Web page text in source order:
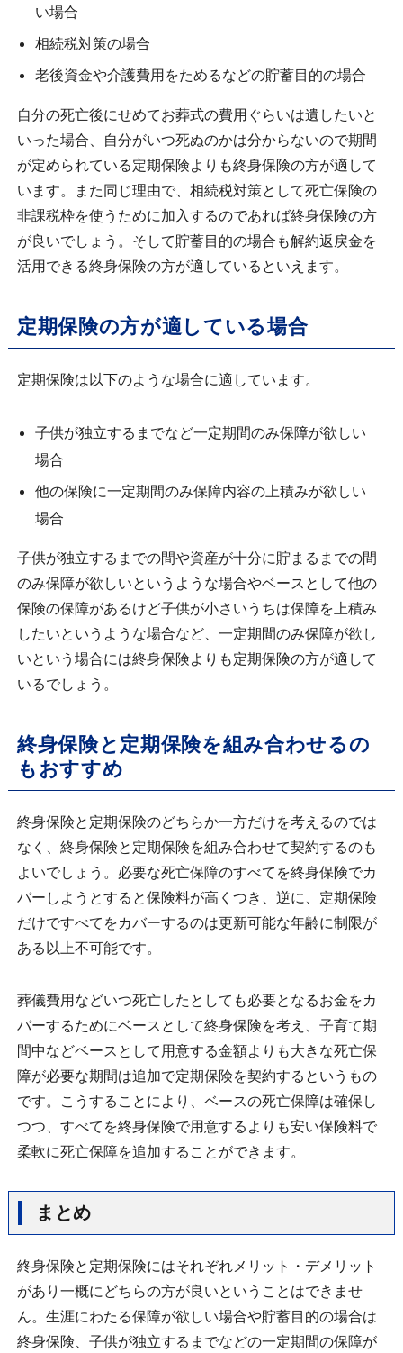
い場合
相続税対策の場合
老後資金や介護費用をためるなどの貯蓄目的の場合
自分の死亡後にせめてお葬式の費用ぐらいは遺したいと
いった場合、自分がいつ死ぬのかは分からないので期間
が定められている定期保険よりも終身保険の方が適して
います。また同じ理由で、相続税対策として死亡保険の
非課税枠を使うために加入するのであれば終身保険の方
が良いでしょう。そして貯蓄目的の場合も解約返戻金を
活用できる終身保険の方が適しているといえます。
定期保険の方が適している場合
定期保険は以下のような場合に適しています。
子供が独立するまでなど一定期間のみ保障が欲しい
場合
他の保険に一定期間のみ保障内容の上積みが欲しい
場合
子供が独立するまでの間や資産が十分に貯まるまでの間
のみ保障が欲しいというような場合やベースとして他の
保険の保障があるけど子供が小さいうちは保障を上積み
したいというような場合など、一定期間のみ保障が欲し
いという場合には終身保険よりも定期保険の方が適して
いるでしょう。
終身保険と定期保険を組み合わせるの
もおすすめ
終身保険と定期保険のどちらか一方だけを考えるのでは
なく、終身保険と定期保険を組み合わせて契約するのも
よいでしょう。必要な死亡保障のすべてを終身保険でカ
バーしようとすると保険料が高くつき、逆に、定期保険
だけですべてをカバーするのは更新可能な年齢に制限が
ある以上不可能です。
葬儀費用などいつ死亡したとしても必要となるお金をカ
バーするためにベースとして終身保険を考え、子育て期
間中などベースとして用意する金額よりも大きな死亡保
障が必要な期間は追加で定期保険を契約するというもの
です。こうすることにより、ベースの死亡保障は確保し
つつ、すべてを終身保険で用意するよりも安い保険料で
柔軟に死亡保障を追加することができます。
まとめ
終身保険と定期保険にはそれぞれメリット・デメリット
があり一概にどちらの方が良いということはできませ
ん。生涯にわたる保障が欲しい場合や貯蓄目的の場合は
終身保険、子供が独立するまでなどの一定期間の保障が